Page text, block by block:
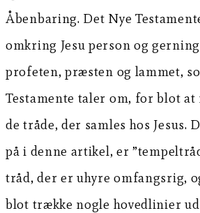
Åbenbaring. Det Nye
omkring Jesu person og
profeten, præsten og lammet,
Testamente taler om, for blot
de tråde, der samles hos Jesus.
på i denne artikel, er
tråd, der er uhyre omfangsrig,
blot trække nogle hovedlinier